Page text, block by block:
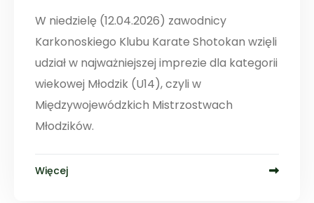
W niedzielę (12.04.2026) zawodnicy
Karkonoskiego Klubu Karate Shotokan wzięli
udział w najważniejszej imprezie dla kategorii
wiekowej Młodzik (U14), czyli w
Międzywojewódzkich Mistrzostwach
Młodzików.
Więcej